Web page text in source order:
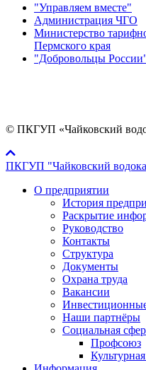
"Управляем вместе"
Администрация ЧГО
Министерство
Пермского края
"Добровольцы
© ПКГУП «Чайковский
ПКГУП "Чайковский
О предприятии
История
Раскрытие
Руководство
Контакты
Структура
Документы
Охрана труда
Вакансии
Наши партнёры
Социальная
Профсоюз